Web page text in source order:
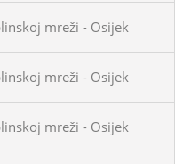
mreži - Osijek
mreži - Osijek
mreži - Osijek